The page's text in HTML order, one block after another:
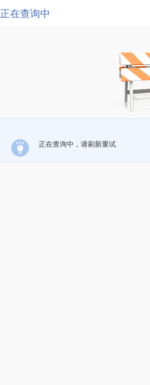
正在查询中
正在查询中，请刷新重试